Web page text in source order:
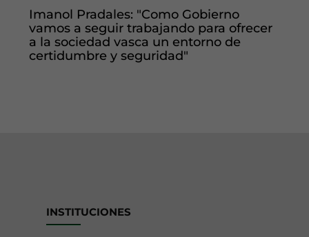
Imanol Pradales: "Como Gobierno
vamos a seguir trabajando para ofrecer
a la sociedad vasca un entorno de
certidumbre y seguridad"
INSTITUCIONES